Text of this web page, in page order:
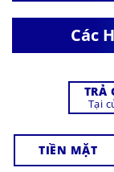
Các
TRẢ
Tại
TIỀN MẶT